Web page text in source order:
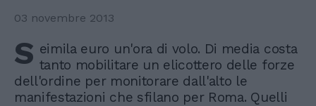
03 novembre 2013
S eimila euro un'ora di volo. Di media costa
tanto mobilitare un elicottero delle forze
dell'ordine per monitorare dall'alto le
manifestazioni che sfilano per Roma. Quelli